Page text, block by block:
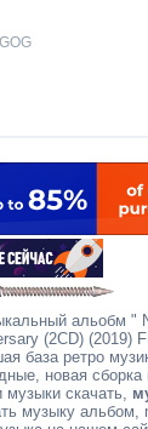
альобм "
(2CD) (2019)
база ретро
новая
музыки скачать,
музыку альбом,